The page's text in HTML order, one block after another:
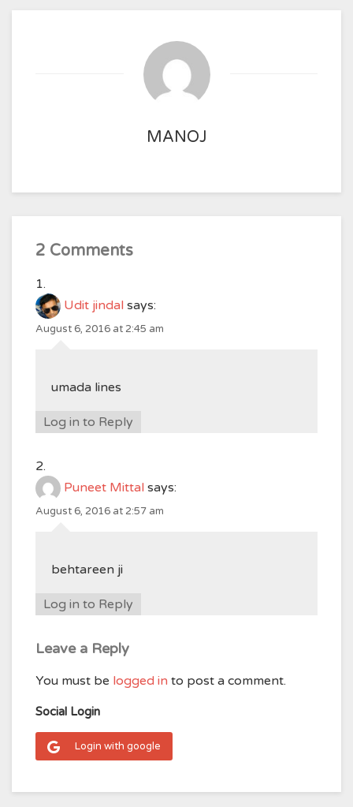
MANOJ
2 Comments
Udit jindal says:
August 6, 2016 at 2:45 am
umada lines
Log in to Reply
Puneet Mittal says:
August 6, 2016 at 2:57 am
behtareen ji
Log in to Reply
Leave a Reply
You must be logged in to post a comment.
Social Login
Login with google